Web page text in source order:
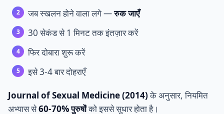
जब स्खलन होने वाला लगे —रुक जाएँ
30 सेकंड से 1 मिनट तक इंतज़ार करें
फिर दोबारा शुरू करें
इसे 3-4 बार दोहराएँ
Journal of Sexual Medicine (2014)के अनुसार, नियमित
अभ्यास से60-70% पुरुषोंको इससे सुधार होता है।